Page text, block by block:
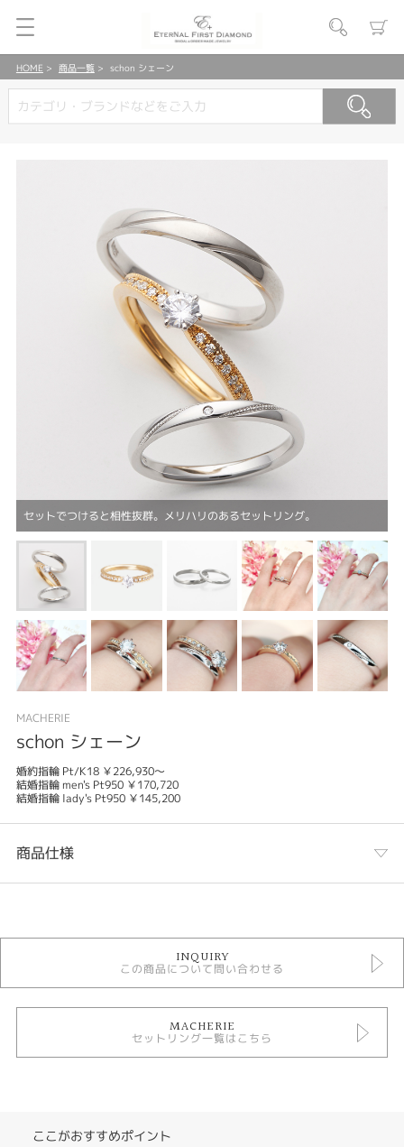
HOME 商品一覧 schon シェーン
セットでつけると相性抜群。メリハリのあるセットリング。
MACHERIE
schon シェーン
婚約指輪 Pt/K18 ￥226,930～
結婚指輪 men's Pt950 ￥170,720
結婚指輪 lady's Pt950 ￥145,200
商品仕様
セットリング
MACHERIE セットリング
性別
セットリング アンテーク
INQUIRY
この商品について問い合わせる
MACHERIE
セットリング一覧はこちら
ここがおすすめポイント